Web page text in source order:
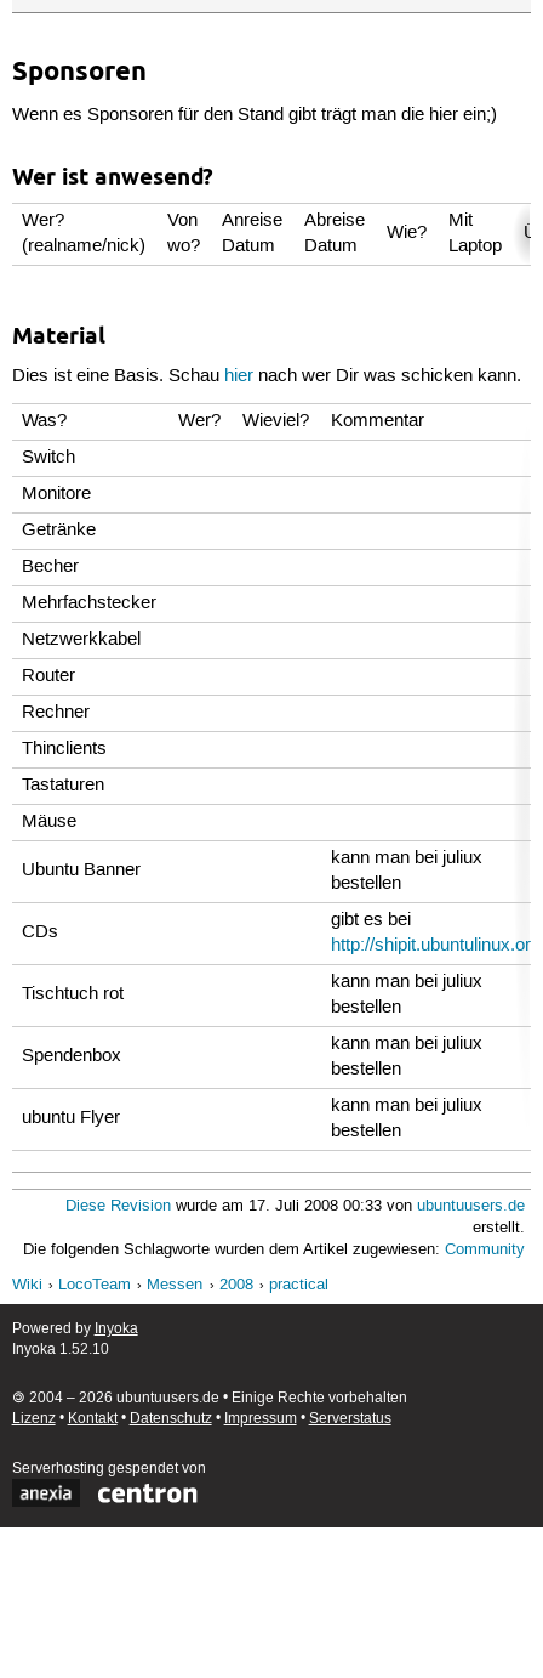
Sponsoren
Wenn es Sponsoren für den Stand gibt trägt man die hier ein;)
Wer ist anwesend?
Wer?
(realname/nick)
Von
wo?
Anreise
Datum
Abreise
Datum
Wie?
Mit
Laptop
Material
Dies ist eine Basis. Schau hiernach wer Dir was schicken kann.
Was? Wer? Wieviel?
Kommentar
Switch
Monitore
Getränke
Becher
Mehrfachstecker
Netzwerkkabel
Router
Rechner
Thinclients
Tastaturen
Mäuse
Ubuntu Banner
kann man bei juliux
bestellen
CDs
gibt es bei
http://shipit.ubuntulinux.org
Tischtuch rot
kann man bei juliux
bestellen
Spendenbox
kann man bei juliux
bestellen
ubuntu Flyer
kann man bei juliux
bestellen
Diese Revision wurde am 17. Juli 2008 00:33 vonubuntuusers.de
erstellt.
Die folgenden Schlagworte wurden dem Artikel zugewiesen:Community
Wiki
LocoTeam Messen 2008 practical
Powered by Inyoka
Inyoka 1.52.10
🄯 2004 – 2026 ubuntuusers.de • Einige Rechte vorbehalten
Lizenz• Kontakt• Datenschutz• Impressum• Serverstatus
Serverhosting gespendet von